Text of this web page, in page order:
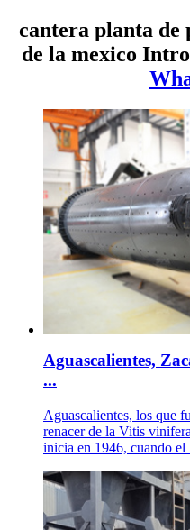
cantera planta de
de la mexico
Aguascalientes,
...
Aguascalientes, los que
renacer de la Vitis
inicia en 1946, cuando el